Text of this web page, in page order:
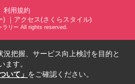
利用規約
)
アクセス(さくらスタイル)
ラリー All rights reserved.
把握、サービス向上検討を目的と
ます。
いて」 をご確認ください。